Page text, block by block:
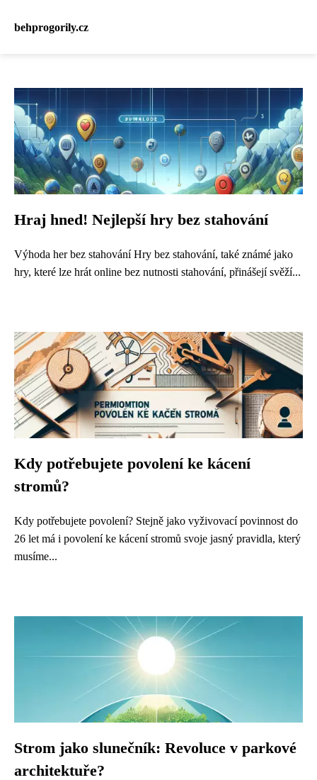
behprogorily.cz
Hraj hned! Nejlepší hry bez stahování
Výhoda her bez stahování Hry bez stahování, také známé jako
hry, které lze hrát online bez nutnosti stahování, přinášejí svěží...
Kdy potřebujete povolení ke kácení
stromů?
Kdy potřebujete povolení? Stejně jako vyživovací povinnost do
26 let má i povolení ke kácení stromů svoje jasný pravidla, který
musíme...
Strom jako slunečník: Revoluce v parkové
architektuře?